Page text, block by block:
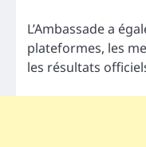
L’Ambassade a
plateformes, les
les résultats